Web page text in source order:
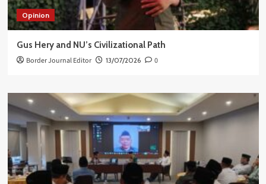
Opinion
Gus Hery and NU’s Civilizational Path
Border Journal Editor 13/07/2026 0